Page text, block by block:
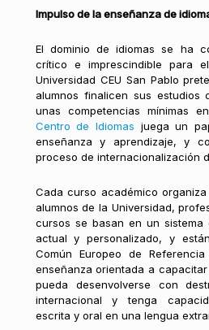
Impulso de la enseñanza de
El dominio de idiomas se ha
crítico e imprescindible para
Universidad CEU San Pablo
alumnos finalicen sus estudios
unas competencias mínimas
Centro de Idiomas juega un
enseñanza y aprendizaje, y
proceso de internacionalización
Cada curso académico
alumnos de la Universidad,
cursos se basan en un sistema
actual y personalizado, y
Común Europeo de
enseñanza orientada a
pueda desenvolverse con
internacional y tenga
escrita y oral en una lengua